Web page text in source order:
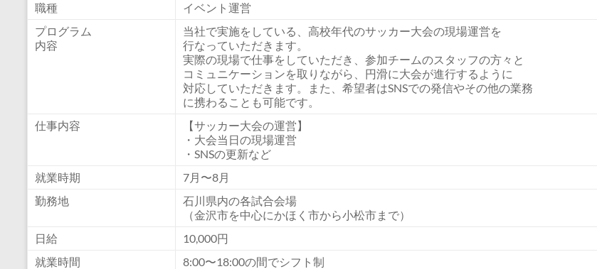
職種
イベント運営
プログラム
内容
当社で実施をしている、高校年代のサッカー大会の現場運営を
行なっていただきます。
実際の現場で仕事をしていただき、参加チームのスタッフの方々と
コミュニケーションを取りながら、円滑に大会が進行するように
対応していただきます。また、希望者はSNSでの発信やその他の業務
に携わることも可能です。
仕事内容
【サッカー大会の運営】
・大会当日の現場運営
・SNSの更新など
就業時期
7月〜8月
勤務地
石川県内の各試合会場
（金沢市を中心にかほく市から小松市まで）
日給
10,000円
就業時間
8:00〜18:00の間でシフト制